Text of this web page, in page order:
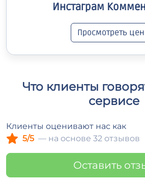
Инстаграм
Просмотреть
Что клиенты
сервисе
Клиенты оценивают нас как
5/5 — на основе 32 отзывов
Оставить